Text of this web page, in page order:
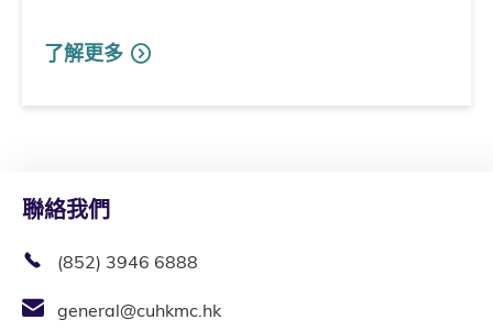
了解更多
聯絡我們
(852) 3946 6888
general@cuhkmc.hk